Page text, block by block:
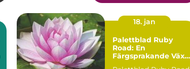
grund ...
18. jan
Palettblad Ruby
Road: En
Färgsprakande Växt